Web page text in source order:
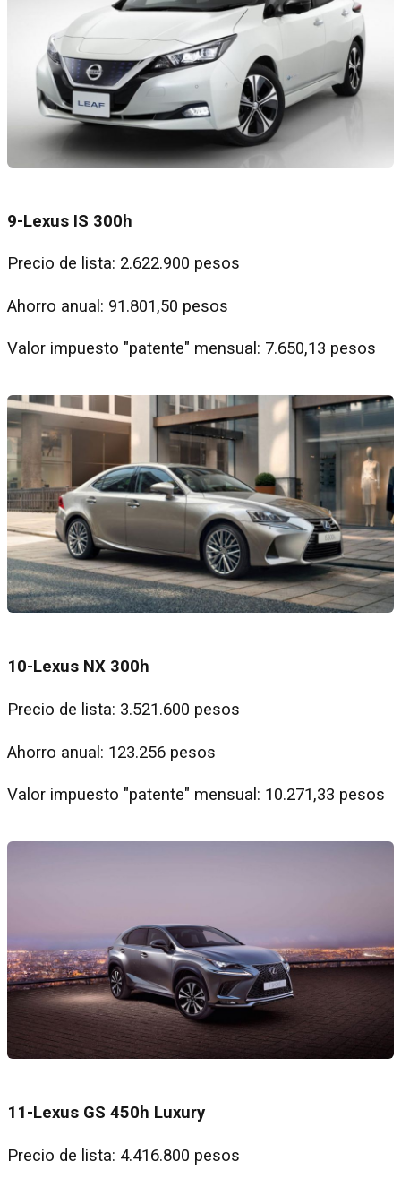
9-Lexus IS 300h
Precio de lista: 2.622.900 pesos
Ahorro anual: 91.801,50 pesos
Valor impuesto "patente" mensual: 7.650,13 pesos
10-Lexus NX 300h
Precio de lista: 3.521.600 pesos
Ahorro anual: 123.256 pesos
Valor impuesto "patente" mensual: 10.271,33 pesos
11-Lexus GS 450h Luxury
Precio de lista: 4.416.800 pesos